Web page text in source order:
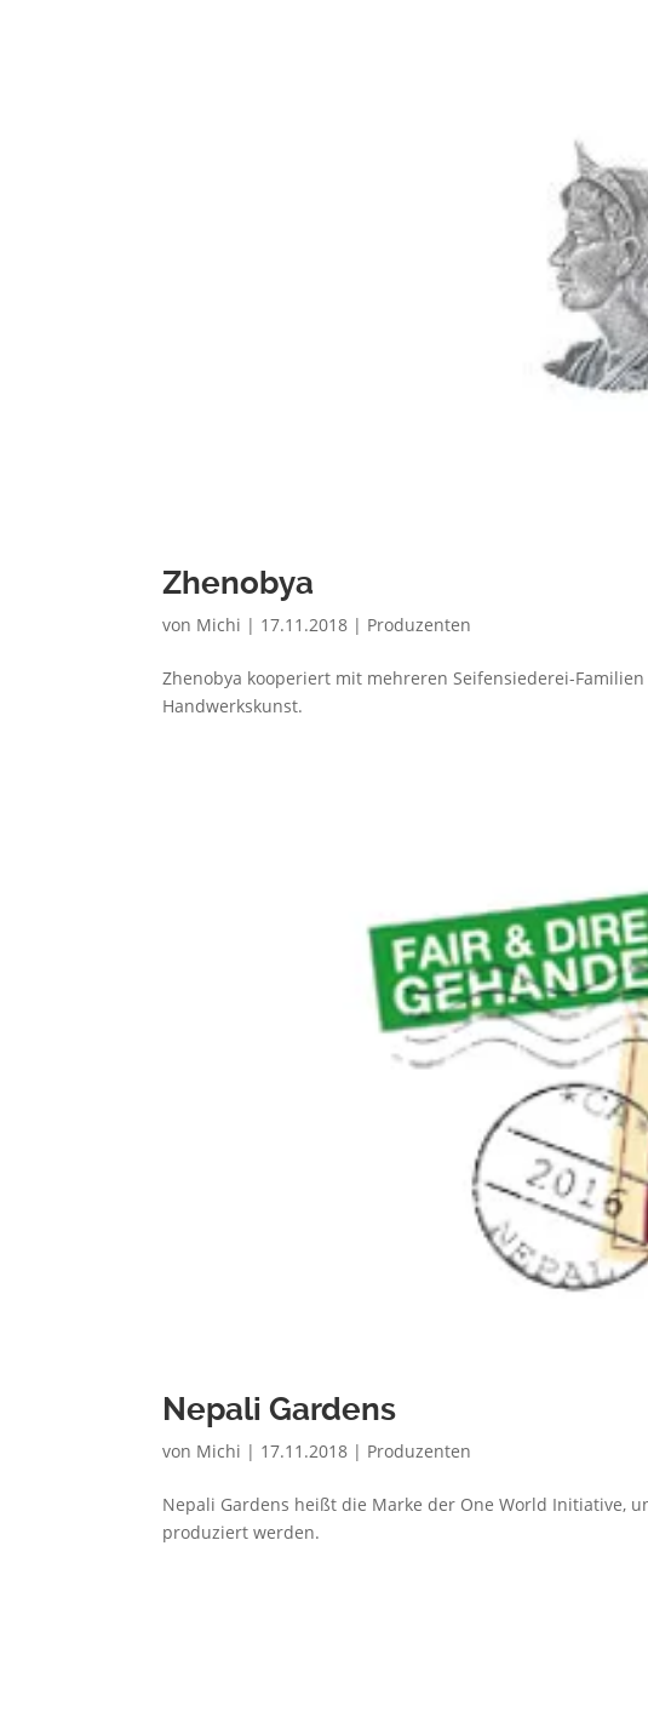
Zhenobya
von Michi | 17.11.2018 | Produzenten
Zhenobya kooperiert mit mehreren Seifensiederei-
Handwerkskunst.
Nepali Gardens
von Michi | 17.11.2018 | Produzenten
Nepali Gardens heißt die Marke der One World Initiative,
produziert werden.